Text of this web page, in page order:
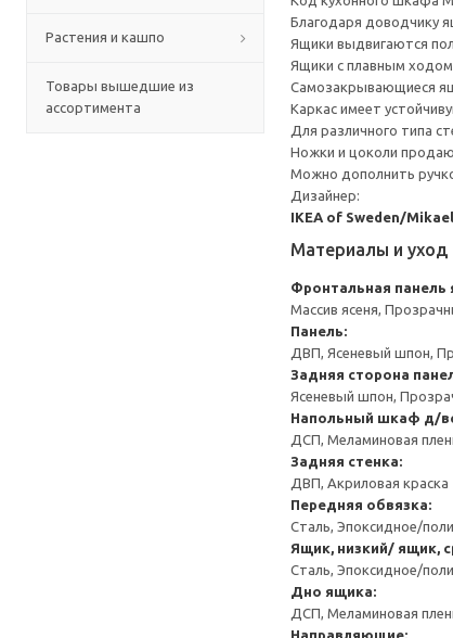
Растения и кашпо
Товары вышедшие из
ассортимента
Благодаря доводчику
Ящики выдвигаются
Ящики с плавным
Самозакрывающиеся
Каркас имеет
Для различного типа
Ножки и цоколи
Можно дополнить
Дизайнер:
IKEA of Sweden/
Материалы и уход
Фронтальная панель
Массив ясеня,
Панель:
ДВП, Ясеневый шпон,
Задняя сторона
Ясеневый шпон,
Напольный шкаф д/
ДСП, Меламиновая
Задняя стенка:
ДВП, Акриловая краска
Передняя обвязка:
Сталь, Эпоксидное/
Ящик, низкий/ ящик,
Сталь, Эпоксидное/
Дно ящика:
ДСП, Меламиновая
Направляющие: